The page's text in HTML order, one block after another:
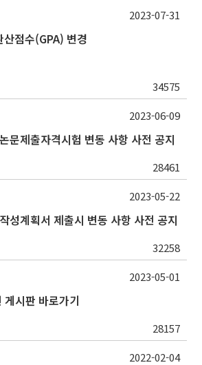
점수(GPA) 변경
34575
2023-07-31
문제출자격시험 변동 사항 사전 공지
28461
2023-06-09
성계획서 제출시 변동 사항 사전 공지
32258
2023-05-22
시판 바로가기
28157
2023-05-01
2022-02-04